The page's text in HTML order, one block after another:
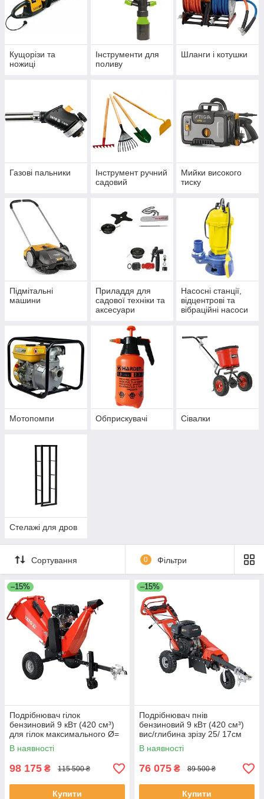
Кущорізи та
ножиці
Інструменти для
поливу
Шланги і котушки
Газові пальники
Інструмент ручний
садовий
Мийки високого
тиску
Підмітальні
машини
Приладдя для
садової техніки та
аксесуари
Насосні станції,
відцентрові та
вібраційні насоси
Мотопомпи Обприскувачі Сівалки
Стелажі для дров
Сортування 0 Фільтри
–15%
Подрібнювач гілок
бензиновий 9 кВт (420 см³)
для гілок максимального Ø=
15 см (бак 6.5 л) Yato YT-
86158
В наявності
98 175 ₴ 115 500 ₴
Купити
–15%
Подрібнювач пнів
бензиновий 9 кВт (420 см³)
вис/глибина зрізу 25/ 17см
(бак 6.5л) Yato YT-86125
В наявності
76 075 ₴ 89 500 ₴
Купити